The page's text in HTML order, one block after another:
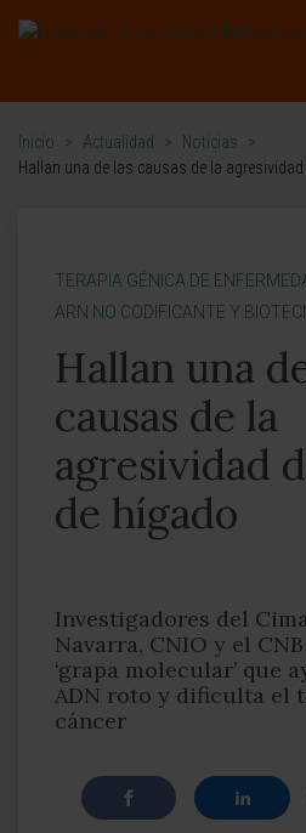
Inicio > Actualidad > Noticias
>
Hallan una de las causas de la
TERAPIA GÉNICA DE
ARN NO CODIFICANTE Y
Hallan una
causas de la
agresividad
de hígado
Investigadores del
Navarra, CNIO y el
‘grapa molecular’ que
ADN roto y dificulta el
cáncer